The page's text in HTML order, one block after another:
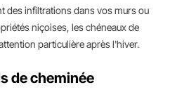
des infiltrations dans vos murs ou
niçoises, les chéneaux de
particulière après l'hiver.
de cheminée